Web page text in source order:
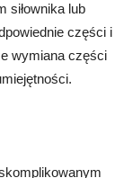
siłownika lub
części i
wymiana części